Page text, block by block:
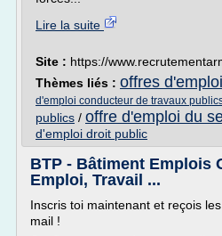
Lire la suite
Site : https://
Thèmes liés : offres
d'emploi conducteur de travaux
publics / offre d'emploi du
d'emploi droit public
BTP - Bâtiment Emplois
Emploi, Travail ...
Inscris toi maintenant et reçois
mail !